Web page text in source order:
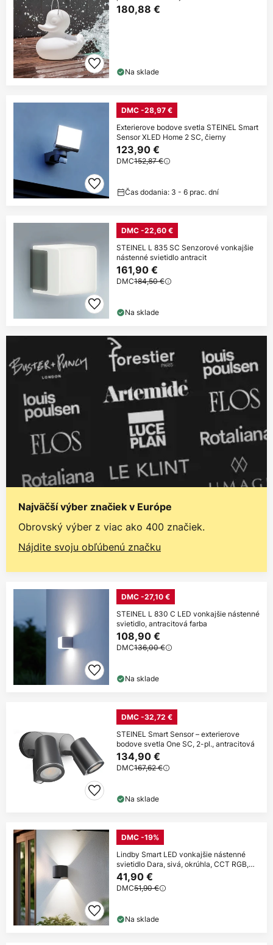
180,88 €
Na sklade
DMC -28,97 €
Exterierove bodove svetla STEINEL Smart
Sensor XLED Home 2 SC, čierny
123,90 €
DMC152,87 €
Čas dodania: 3 - 6 prac. dní
DMC -22,60 €
STEINEL L 835 SC Senzorové vonkajšie
nástenné svietidlo antracit
161,90 €
DMC184,50 €
Na sklade
Najväčší výber značiek v Európe
Obrovský výber z viac ako 400 značiek.
Nájdite svoju obľúbenú značku
DMC -27,10 €
STEINEL L 830 C LED vonkajšie nástenné
svietidlo, antracitová farba
108,90 €
DMC136,00 €
Na sklade
DMC -32,72 €
STEINEL Smart Sensor – exterierove
bodove svetla One SC, 2-pl., antracitová
134,90 €
DMC167,62 €
Na sklade
DMC -19%
Lindby Smart LED vonkajšie nástenné
svietidlo Dara, sivá, okrúhla, CCT RGB,
Tuya
41,90 €
DMC51,90 €
Na sklade